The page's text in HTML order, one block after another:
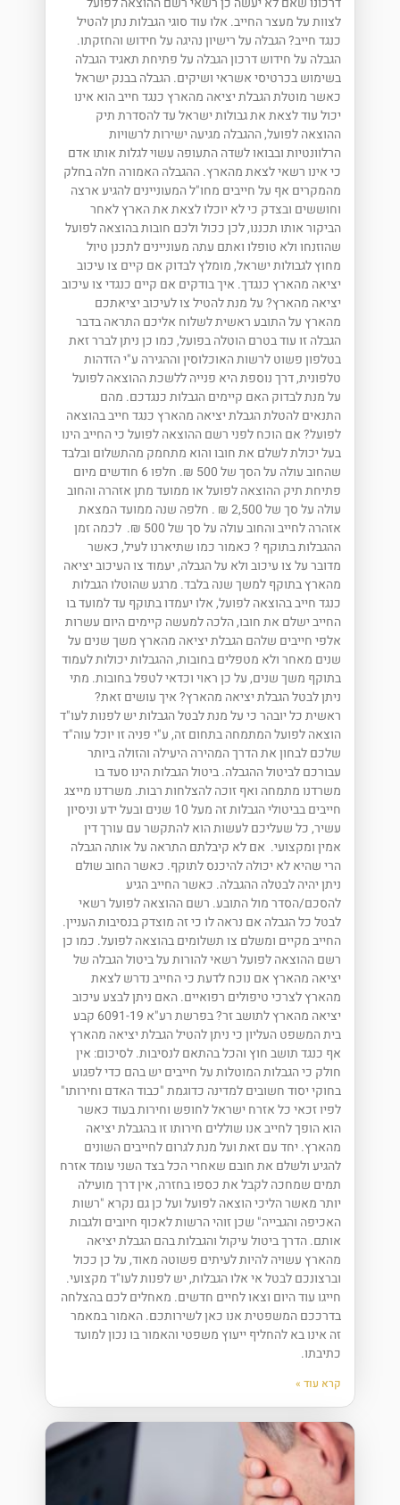
לצוות על מעצר החייב. אלו עוד סוגי הגבלות נתן להטיל
כנגד חייב? הגבלה על רישיון נהיגה על חידוש והחזקתו.
הגבלה על חידוש דרכון הגבלה על פתיחת תאגיד הגבלה
בשימוש בכרטיסי אשראי ושיקים. הגבלה בבנק ישראל
כאשר מוטלת הגבלת יציאה מהארץ כנגד חייב הוא אינו
יכול עוד לצאת את גבולות ישראל עד להסדרת תיק
ההוצאה לפועל, ההגבלה מגיעה ישירות לרשויות
הרלוונטיות ובבואו לשדה התעופה עשוי לגלות אותו אדם
כי אינו רשאי לצאת מהארץ. ההגבלה האמורה חלה בחלק
מהמקרים אף על חייבים מחו"ל המעוניינים להגיע ארצה
וחוששים ובצדק כי לא יוכלו לצאת את הארץ לאחר
הביקור אותו תכננו, לכן ככול ולכם חובות בהוצאה לפועל
שהוזנחו ולא טופלו ואתם עתה מעוניינים לתכנן טיול
מחוץ לגבולות ישראל, מומלץ לבדוק אם קיים צו עיכוב
יציאה מהארץ כנגדך. איך בודקים אם קיים כנגדי צו עיכוב
יציאה מהארץ? על מנת להטיל צו לעיכוב יציאתכם
מהארץ על התובע ראשית לשלוח אליכם התראה בדבר
הגבלה זו עוד בטרם הוטלה בפועל, כמו כן ניתן לברר זאת
בטלפון פשוט לרשות האוכלוסין וההגירה ע"י הזדהות
טלפונית, דרך נוספת היא פנייה ללשכת ההוצאה לפועל
על מנת לבדוק האם קיימים הגבלות כנגדכם. מהם
התנאים להטלת הגבלת יציאה מהארץ כנגד חייב בהוצאה
לפועל? אם הוכח לפני רשם ההוצאה לפועל כי החייב הינו
בעל יכולת לשלם את חובו והוא מתחמק מהתשלום ובלבד
שהחוב עולה על הסך של 500 ₪. חלפו 6 חודשים מיום
פתיחת תיק ההוצאה לפועל או ממועד מתן אזהרה והחוב
עולה על סך של 2,500 ₪ . חלפה שנה ממועד המצאת
אזהרה לחייב והחוב עולה על סך של 500 ₪. לכמה זמן
ההגבלות בתוקף ? כאמור כמו שתיארנו לעיל, כאשר
מדובר על צו עיכוב ולא על הגבלה, יעמוד צו העיכוב יציאה
מהארץ בתוקף למשך שנה בלבד. מרגע שהוטלו הגבלות
כנגד חייב בהוצאה לפועל, אלו יעמדו בתוקף עד למועד בו
החייב ישלם את חובו, הלכה למעשה קיימים היום עשרות
אלפי חייבים שלהם הגבלת יציאה מהארץ משך שנים על
שנים מאחר ולא מטפלים בחובות, ההגבלות יכולות לעמוד
בתוקף משך שנים, על כן ראוי וכדאי לטפל בחובות. מתי
ניתן לבטל הגבלת יציאה מהארץ? איך עושים זאת?
ראשית כל יובהר כי על מנת לבטל הגבלות יש לפנות לעו"ד
הוצאה לפועל המתמחה בתחום זה, ע"י פניה זו יוכל עוה"ד
שלכם לבחון את הדרך המהירה היעילה והזולה ביותר
עבורכם לביטול ההגבלה. ביטול הגבלות הינו סעד בו
משרדנו מתמחה ואף זוכה להצלחות רבות. משרדנו מייצג
חייבים בביטולי הגבלות זה מעל 10 שנים ובעל ידע וניסיון
עשיר, כל שעליכם לעשות הוא להתקשר עם עורך דין
אמין ומקצועי. אם לא קיבלתם התראה על אותה הגבלה
הרי שהיא לא יכולה להיכנס לתוקף. כאשר החוב שולם
ניתן יהיה לבטלה ההגבלה. כאשר החייב הגיע
להסכם/הסדר מול התובע. רשם ההוצאה לפועל רשאי
לבטל כל הגבלה אם נראה לו כי זה מוצדק בנסיבות העניין.
החייב מקיים ומשלם צו תשלומים בהוצאה לפועל. כמו כן
רשם ההוצאה לפועל רשאי להורות על ביטול הגבלה של
יציאה מהארץ אם נוכח לדעת כי החייב נדרש לצאת
מהארץ לצרכי טיפולים רפואיים. האם ניתן לבצע עיכוב
יציאה מהארץ לתושב זר? בפרשת רע"א 6091-19 קבע
בית המשפט העליון כי ניתן להטיל הגבלת יציאה מהארץ
אף כנגד תושב חוץ והכל בהתאם לנסיבות. לסיכום: אין
חולק כי הגבלות המוטלות על חייבים יש בהם כדי לפגוע
בחוקי יסוד חשובים למדינה כדוגמת "כבוד האדם וחירותו"
לפיו זכאי כל אזרח ישראל לחופש וחירות בעוד כאשר
הוא הופך לחייב אנו שוללים חירותו זו בהגבלת יציאה
מהארץ. יחד עם זאת ועל מנת לגרום לחייבים השונים
להגיע ולשלם את חובם שאחרי הכל בצד השני עומד אזרח
תמים שמחכה לקבל את כספו בחזרה, אין דרך מועילה
יותר מאשר הליכי הוצאה לפועל ועל כן גם נקרא "רשות
האכיפה והגבייה" שכן זוהי הרשות לאכוף חיובים ולגבות
אותם. הדרך ביטול עיקול והגבלות בהם הגבלת יציאה
מהארץ עשויה להיות לעיתים פשוטה מאוד, על כן ככול
וברצונכם לבטל אי אלו הגבלות, יש לפנות לעו"ד מקצועי.
חייגו עוד היום וצאו לחיים חדשים. מאחלים לכם בהצלחה
בדרככם המשפטית אנו כאן לשירותכם. האמור במאמר
זה אינו בא להחליף ייעוץ משפטי והאמור בו נכון למועד
כתיבתו.
קרא עוד »